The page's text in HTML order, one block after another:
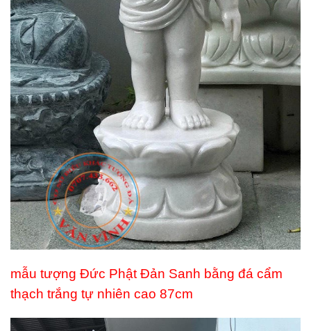
mẫu tượng Đức Phật Đản Sanh bằng đá cẩm
thạch trắng tự nhiên cao 87cm